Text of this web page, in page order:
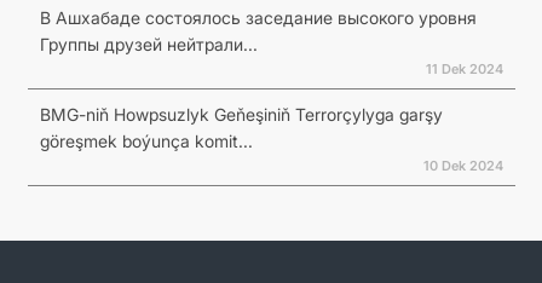
В Ашхабаде состоялось заседание высокого уровня
Группы друзей нейтрали...
11 Dek 2024
BMG-niň Howpsuzlyk Geňeşiniň Terrorçylyga garşy
göreşmek boýunça komit...
10 Dek 2024